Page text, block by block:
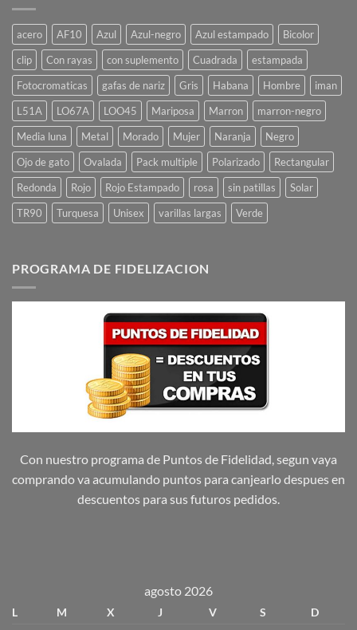
acero AF10 Azul Azul-negro Azul estampado
Bicolor
clip
Con rayas con suplemento Cuadrada
estampada
Fotocromaticas
gafas de nariz Gris Habana Hombre
iman
L51A
LO67A LOO45 Mariposa Marron
marron-negro
Media luna
Metal Morado Mujer Naranja
Negro
Ojo de gato
Ovalada Pack multiple Polarizado
Rectangular
Redonda
Rojo Rojo Estampado rosa sin patillas
Solar
TR90
Turquesa Unisex varillas largas Verde
PROGRAMA DE FIDELIZACION
Con nuestro programa de Puntos de Fidelidad, segun vaya
comprando va acumulando puntos para canjearlo despues en
descuentos para sus futuros pedidos.
agosto 2026
L M X J V S D